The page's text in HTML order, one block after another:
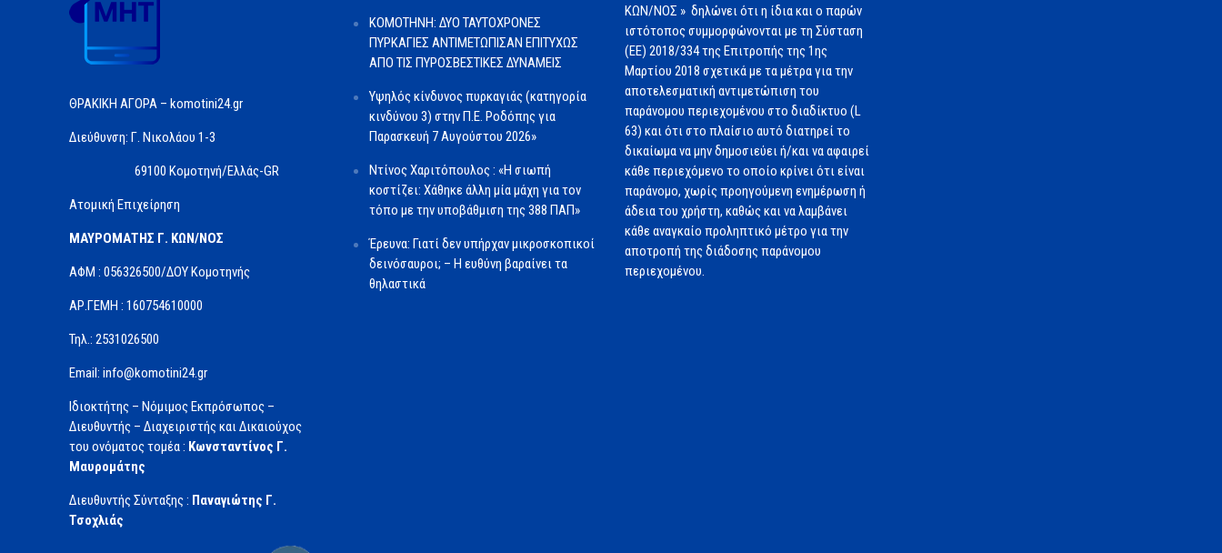
ΘΡΑΚΙΚΗ ΑΓΟΡΑ – komotini24.gr
Διεύθυνση: Γ. Νικολάου 1-3
69100 Κομοτηνή/Ελλάς-GR
Ατομική Επιχείρηση
ΜΑΥΡΟΜΑΤΗΣ Γ. ΚΩΝ/ΝΟΣ
ΑΦΜ : 056326500/ΔOΥ Κομοτηνής
ΑΡ.ΓΕΜΗ : 160754610000
Τηλ.: 2531026500
Email: info@komotini24.gr
Ιδιοκτήτης – Νόμιμος Εκπρόσωπος –
Διευθυντής – Διαχειριστής και Δικαιούχος
του ονόματος τομέα : Κωνσταντίνος Γ.
Μαυρομάτης
Διευθυντής Σύνταξης : Παναγιώτης Γ.
Τσοχλιάς
ΚΟΜΟΤΗΝΗ: ΔΥΟ ΤΑΥΤΟΧΡΟΝΕΣ
ΠΥΡΚΑΓΙΕΣ ΑΝΤΙΜΕΤΩΠΙΣΑΝ ΕΠΙΤΥΧΩΣ
ΑΠΟ ΤΙΣ ΠΥΡΟΣΒΕΣΤΙΚΕΣ ΔΥΝΑΜΕΙΣ
Υψηλός κίνδυνος πυρκαγιάς (κατηγορία
κινδύνου 3) στην Π.Ε. Ροδόπης για
Παρασκευή 7 Αυγούστου 2026»
Ντίνος Χαριτόπουλος : «Η σιωπή
κοστίζει: Χάθηκε άλλη μία μάχη για τον
τόπο με την υποβάθμιση της 388 ΠΑΠ»
Έρευνα: Γιατί δεν υπήρχαν μικροσκοπικοί
δεινόσαυροι; – Η ευθύνη βαραίνει τα
θηλαστικά
ΚΩΝ/ΝΟΣ » δηλώνει ότι η ίδια και ο παρών
ιστότοπος συμμορφώνονται με τη Σύσταση
(ΕΕ) 2018/334 της Επιτροπής της 1ης
Μαρτίου 2018 σχετικά με τα μέτρα για την
αποτελεσματική αντιμετώπιση του
παράνομου περιεχομένου στο διαδίκτυο (L
63) και ότι στο πλαίσιο αυτό διατηρεί το
δικαίωμα να μην δημοσιεύει ή/και να αφαιρεί
κάθε περιεχόμενο το οποίο κρίνει ότι είναι
παράνομο, χωρίς προηγούμενη ενημέρωση ή
άδεια του χρήστη, καθώς και να λαμβάνει
κάθε αναγκαίο προληπτικό μέτρο για την
αποτροπή της διάδοσης παράνομου
περιεχομένου.